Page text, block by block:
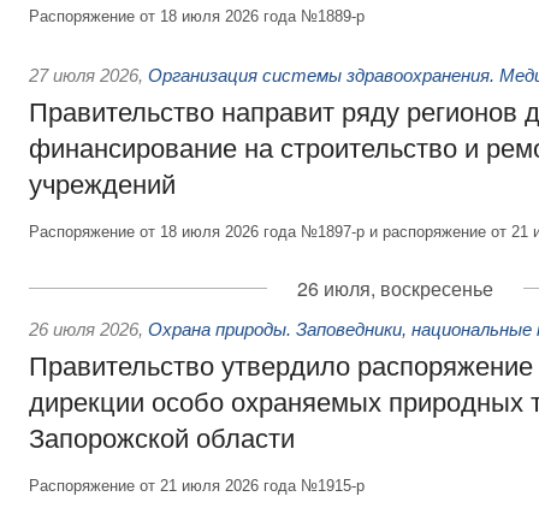
Распоряжение от 18 июля 2026 года №1889-р
27 июля 2026, Организация системы здравоохранения.
Правительство направит ряду регионов
финансирование на строительство и
учреждений
Распоряжение от 18 июля 2026 года №1897-р и распоряжение от
26 июля, воскресенье
26 июля 2026, Охрана природы. Заповедники, национальные
Правительство утвердило
дирекции особо охраняемых природных
Запорожской области
Распоряжение от 21 июля 2026 года №1915-р